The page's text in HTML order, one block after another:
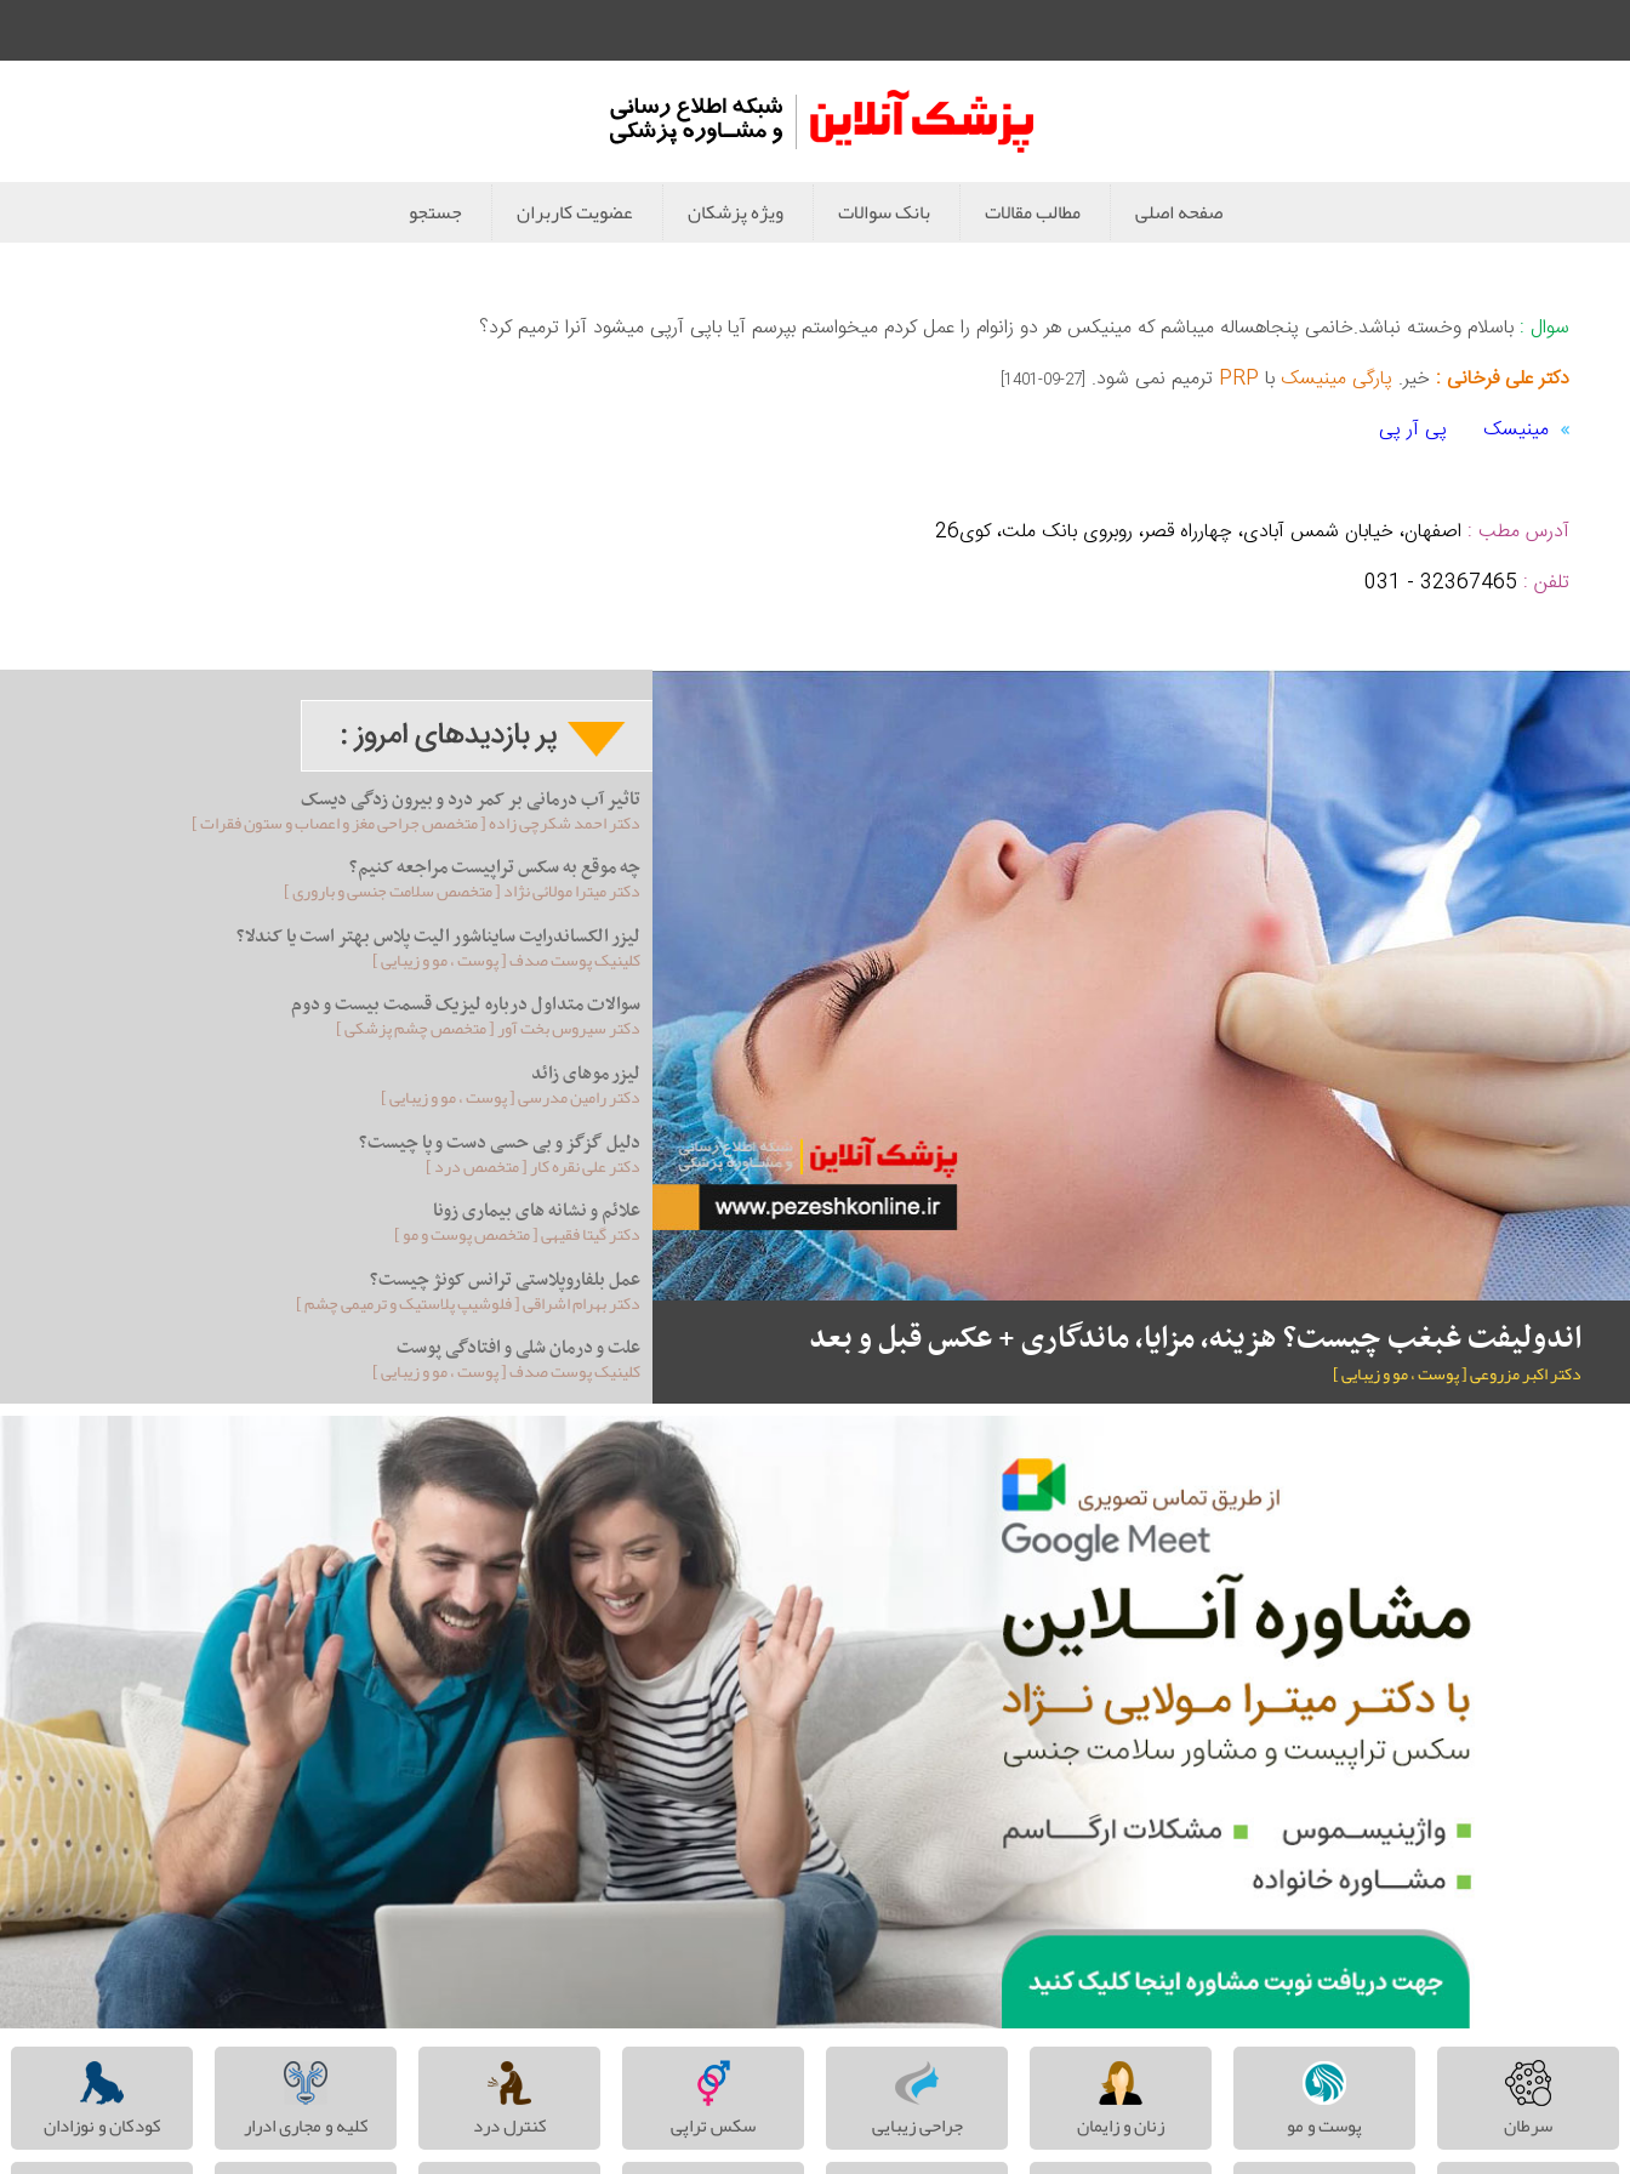
صفحه اصلی مطالب مقالات بانک سوالات ویژه پزشکان عضویت کاربران جستجو
سوال : باسلام وخسته نباشد.خانمی پنجاهساله میباشم که مینیکس هر دو زانوام را عمل کردم میخواستم بپرسم آیا باپی آرپی میشود آنرا ترمیم کرد؟
دکتر علی فرخانی : خیر. پارگی مینیسک با PRP ترمیم نمی شود. [1401-09-27]
مینیسک پی آر پی
آدرس مطب : اصفهان، خیابان شمس آبادی، چهارراه قصر، روبروی بانک ملت، کوی26
تلفن : 32367465 - 031
اندولیفت غبغب چیست؟ هزینه، مزایا، ماندگاری + عکس قبل و بعد
دکتر اکبر مزروعی [ پوست ، مو و زیبایی ]
تاثیر آب درمانی بر کمر درد و بیرون زدگی دیسک
دکتر احمد شکرچی زاده [ متخصص جراحی مغز و اعصاب و ستون فقرات ]
چه موقع به سکس تراپیست مراجعه کنیم؟
دکتر میترا مولائی نژاد [ متخصص سلامت جنسی و باروری ]
لیزر الکساندرایت سایناشور الیت پلاس بهتر است یا کندلا؟
کلینیک پوست صدف [ پوست ، مو و زیبایی ]
سوالات متداول درباره لیزیک قسمت بیست و دوم
دکتر سیروس بخت آور [ متخصص چشم پزشکی ]
لیزر موهای زائد
دکتر رامین مدرسی [ پوست ، مو و زیبایی ]
دلیل گزگز و بی حسی دست و پا چیست؟
دکتر علی نقره کار [ متخصص درد ]
علائم و نشانه های بیماری زونا
دکتر گیتا فقیهی [ متخصص پوست و مو ]
عمل بلفاروپلاستی ترانس کونژ چیست؟
دکتر بهرام اشراقی [ فلوشیپ پلاستیک و ترمیمی چشم ]
علت و درمان شلی و افتادگی پوست
کلینیک پوست صدف [ پوست ، مو و زیبایی ]
سرطان پوست و مو زنان و زایمان جراحی زیبایی سکس تراپی کنترل درد کلیه و مجاری ادرار کودکان و نوزادان